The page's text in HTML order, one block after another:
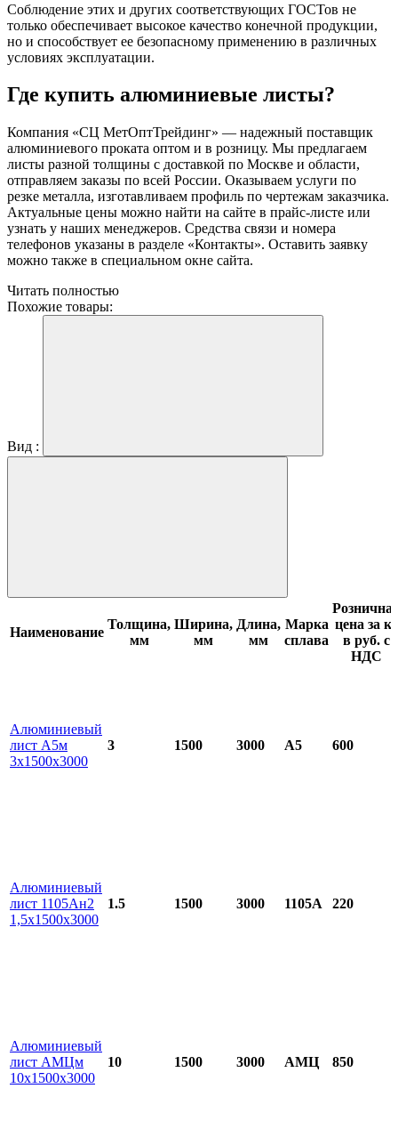
Соблюдение этих и других соответствующих ГОСТов не
только обеспечивает высокое качество конечной продукции,
но и способствует ее безопасному применению в различных
условиях эксплуатации.
Где купить алюминиевые листы?
Компания «СЦ МетОптТрейдинг» — надежный поставщик
алюминиевого проката оптом и в розницу. Мы предлагаем
листы разной толщины с доставкой по Москве и области,
отправляем заказы по всей России. Оказываем услуги по
резке металла, изготавливаем профиль по чертежам заказчика.
Актуальные цены можно найти на сайте в прайс-листе или
узнать у наших менеджеров. Средства связи и номера
телефонов указаны в разделе «Контакты». Оставить заявку
можно также в специальном окне сайта.
Читать полностью
Похожие товары:
Вид :
Наименование
Толщина,
мм
Ширина,
мм
Длина,
мм
Марка
сплава
цена за кг
в руб. с
НДС
Алюминиевый
лист А5м
3х1500х3000
3 1500 3000 А5 600
Алюминиевый
лист 1105Ан2
1,5х1500х3000
1.5 1500 3000 1105А 220
Алюминиевый
лист АМЦм
10х1500х3000
10 1500 3000 АМЦ 850